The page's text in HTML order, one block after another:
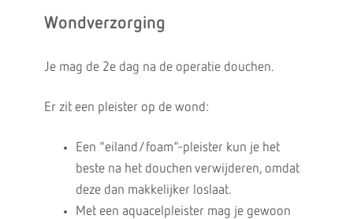
Wondverzorging
Je mag de 2e dag na de operatie douchen.
Er zit een pleister op de wond:
Een "eiland/foam"-pleister kun je het
beste na het douchen verwijderen, omdat
deze dan makkelijker loslaat.
Met een aquacelpleister mag je gewoon